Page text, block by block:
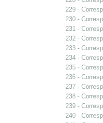
229 -
230 -
231 -
232 -
233 -
234 -
235 -
236 -
237 -
238 -
239 -
240 -